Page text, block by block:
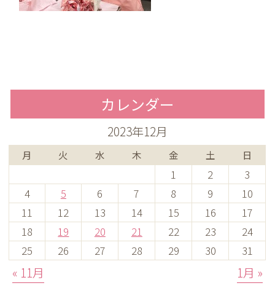
カレンダー
2023年12月
月 火 水 木 金 土 日
1 2
3
4
5 6 7 8 9
10
11
12 13 14 15 16
17
18
19 20 21 22 23
24
25
26 27 28 29 30 31
« 11月 1月 »